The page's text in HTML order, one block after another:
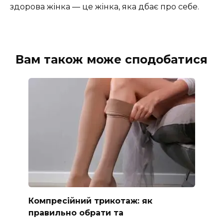
здорова жінка — це жінка, яка дбає про себе.
Вам також може сподобатися
Компресійний трикотаж: як
правильно обрати та